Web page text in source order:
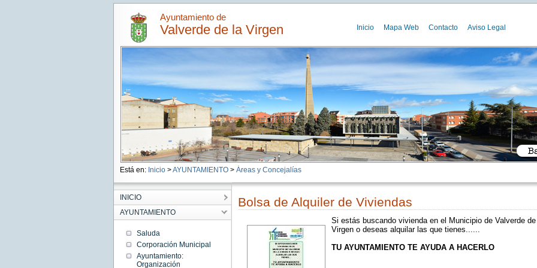
Ayuntamiento de
Valverde de la Virgen Inicio Mapa Web Contacto Aviso Legal
Está en: Inicio >AYUNTAMIENTO> Áreas y Concejalías
INICIO
AYUNTAMIENTO
Saluda
Corporación Municipal
Ayuntamiento:
Organización
Bolsa de Alquiler de Viviendas
Si estás buscando vivienda en el Municipio de Valverde
Virgen o deseas alquilar las que tienes......
TU AYUNTAMIENTO TE AYUDA A HACERLO